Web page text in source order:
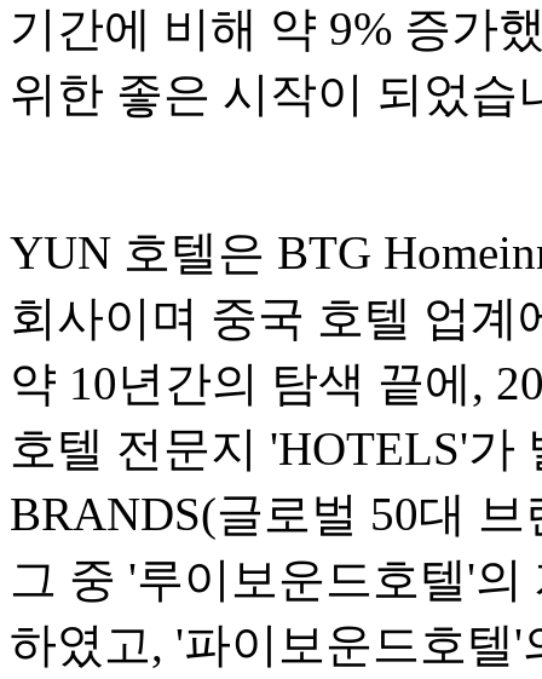
기간에 비해 약 9% 증가
위한 좋은 시작이 되었습
YUN 호텔은 BTG
회사이며 중국 호텔 업계
약 10년간의 탐색 끝에,
호텔 전문지 'HOTELS'가
BRANDS(글로벌 50대
그 중 '루이보운드호텔'
하였고, '파이보운드호텔'